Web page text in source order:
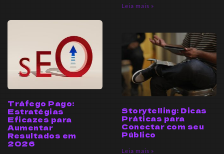
Leia mais »
Tráfego Pago:
Estratégias
Eficazes para
Aumentar
Resultados em
2026
Storytelling: Dicas
Práticas para
Conectar com seu
Público
Leia mais »